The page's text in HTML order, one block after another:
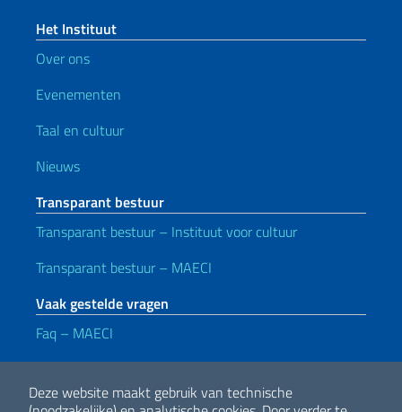
Deze website maakt gebruik van technische
Het Instituut
Over ons
Evenementen
Taal en cultuur
Nieuws
Transparant bestuur
Transparant bestuur – Instituut voor cultuur
Transparant bestuur – MAECI
Vaak gestelde vragen
Faq – MAECI
Handige koppelingen
Note legaliPrivacy e cookie policyDichiarazione di accessibilità